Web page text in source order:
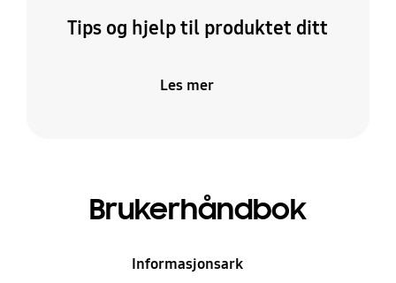
Tips og hjelp til produktet ditt
Les mer
Brukerhåndbok
Informasjonsark